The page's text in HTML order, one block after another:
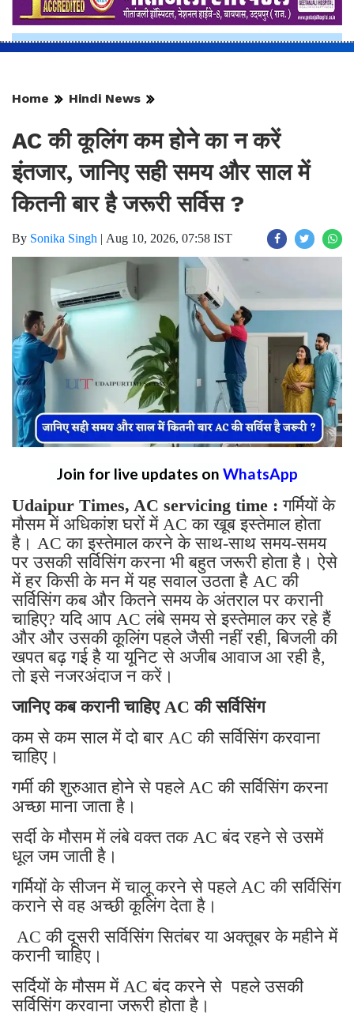
Home Hindi News
AC की कूलिंग कम होने का न करें
इंतजार, जानिए सही समय और साल में
कितनी बार है जरूरी सर्विस ?
By Sonika Singh | Aug 10, 2026, 07:58 IST
Join for live updates on WhatsApp
Udaipur Times, AC servicing time : गर्मियों के
मौसम में अधिकांश घरों में AC का खूब इस्तेमाल होता
है। AC का इस्तेमाल करने के साथ-साथ समय-समय
पर उसकी सर्विसिंग करना भी बहुत जरूरी होता है। ऐसे
में हर किसी के मन में यह सवाल उठता है AC की
सर्विसिंग कब और कितने समय के अंतराल पर करानी
चाहिए? यदि आप AC लंबे समय से इस्तेमाल कर रहे हैं
और और उसकी कूलिंग पहले जैसी नहीं रही, बिजली की
खपत बढ़ गई है या यूनिट से अजीब आवाज आ रही है,
तो इसे नजरअंदाज न करें।
जानिए कब करानी चाहिए AC की सर्विसिंग
कम से कम साल में दो बार AC की सर्विसिंग करवाना
चाहिए।
गर्मी की शुरुआत होने से पहले AC की सर्विसिंग करना
अच्छा माना जाता है।
सर्दी के मौसम में लंबे वक्त तक AC बंद रहने से उसमें
धूल जम जाती है।
गर्मियों के सीजन में चालू करने से पहले AC की सर्विसिंग
कराने से वह अच्छी कूलिंग देता है।
AC की दूसरी सर्विसिंग सितंबर या अक्तूबर के महीने में
करानी चाहिए।
सर्दियों के मौसम में AC बंद करने से पहले उसकी
सर्विसिंग करवाना जरूरी होता है।